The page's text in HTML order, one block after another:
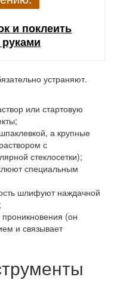
и поклеить
устраняют.
или стартовую
а крупные
с
стеклосетки);
специальным
шлифуют наждачной
проникновения (он
и связывает